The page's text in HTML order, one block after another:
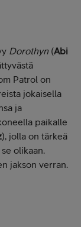
Dorothyn(Abi
Patrol on
jokaisella
ja
paikalle
), jolla on tärkeä
olikaan.
jakson verran.